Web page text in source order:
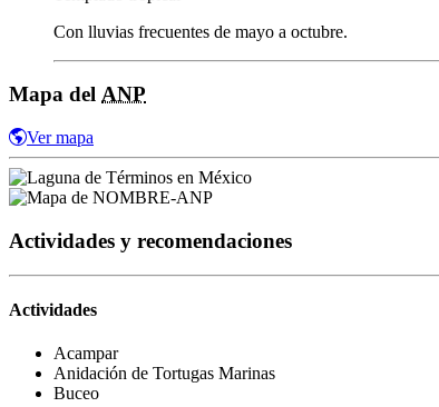
Con lluvias frecuentes de mayo a octubre.
Mapa del ANP
Ver mapa
Actividades y recomendaciones
Actividades
Acampar
Anidación de Tortugas Marinas
Buceo